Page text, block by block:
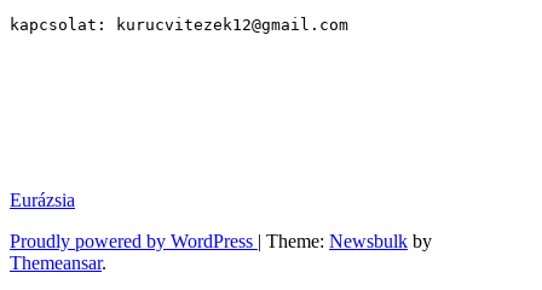
kapcsolat: kurucvitezek12@gmail.com
Eurázsia
Proudly powered by WordPress | Theme: Newsbulk by
Themeansar.